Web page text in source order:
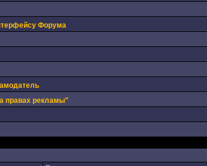
Форума
правах рекламы"